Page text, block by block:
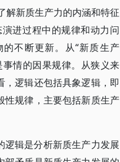
解新质生产力的内涵和特征
进过程中的规律和动力问
不断更新。从“新质生产
情的因果规律。从狭义来
逻辑还包括具象逻辑，即
性规律，主要包括新质生产
辑是分析新质生产力发展